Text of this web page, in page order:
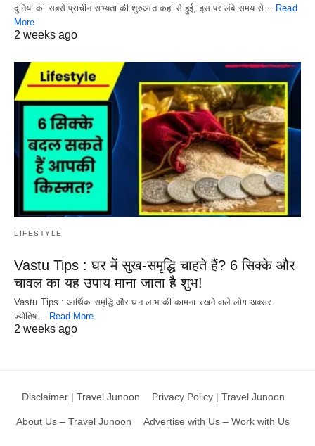
दुनिया की सबसे प्राचीन सभ्यता की शुरुआत कहां से हुई, इस पर लंबे समय से… Read
More
2 weeks ago
LIFESTYLE
Vastu Tips : घर में सुख-समृद्धि चाहते हैं? 6 सिक्के और
चावल का यह उपाय माना जाता है शुभ!
Vastu Tips : आर्थिक समृद्धि और धन लाभ की कामना रखने वाले लोग अक्सर
ज्योतिष… Read More
2 weeks ago
Disclaimer | Travel Junoon Privacy Policy | Travel Junoon
About Us – Travel Junoon Advertise with Us – Work with Us